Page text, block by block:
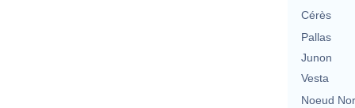
Cérès
Pallas
Junon
Vesta
Noeud